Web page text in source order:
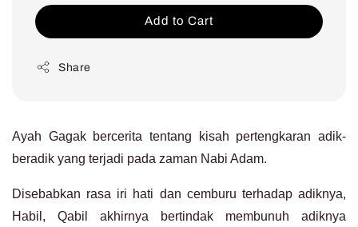
Add to Cart
Share
Ayah Gagak bercerita tentang kisah pertengkaran adik-
beradik yang terjadi pada zaman Nabi Adam.
Disebabkan rasa iri hati dan cemburu terhadap adiknya,
Habil, Qabil akhirnya bertindak membunuh adiknya